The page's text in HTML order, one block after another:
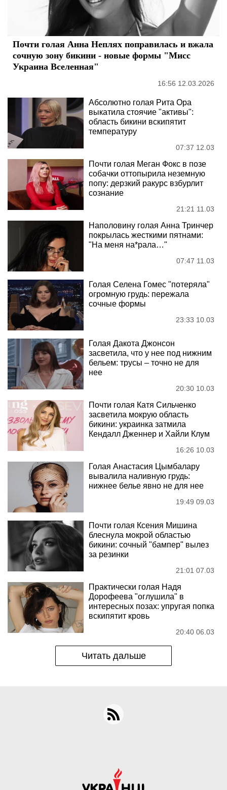
Почти голая Анна Неплях поправилась и вжала
сочную зону бикини - новые формы "Мисс
Украина Вселенная"
16:56 12.03.2026
Абсолютно голая Рита Ора
выкатила стоячие "активы":
область бикини вскипятит
температуру
07:37 12.03
Почти голая Меган Фокс в позе
собачки оттопырила неземную
попу: дерзкий ракурс взбурлит
сознание
21:21 11.03
Наполовину голая Анна Тринчер
покрылась жесткими пятнами:
"На меня на*рала…"
07:47 11.03
Голая Селена Гомес "потеряла"
огромную грудь: пережала
сочные формы
23:33 10.03
Голая Дакота Джонсон
засветила, что у нее под нижним
бельем: трусы – точно не для
нее
20:30 10.03
Почти голая Катя Сильченко
засветила мокрую область
бикини: украинка затмила
Кендалл Дженнер и Хайли Клум
16:26 10.03
Голая Анастасия Цымбалару
вывалила наливную грудь:
нижнее белье явно не для нее
19:49 09.03
Почти голая Ксения Мишина
блеснула мокрой областью
бикини: сочный "бампер" вылез
за резинки
21:01 07.03
Практически голая Надя
Дорофеева "оглушила" в
интересных позах: упругая попка
вскипятит кровь
20:40 06.03
Читать дальше